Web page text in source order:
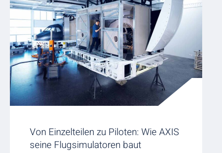
Von Einzelteilen zu Piloten: Wie AXIS
seine Flugsimulatoren baut